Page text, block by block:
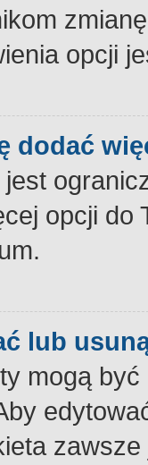
opcji
dodać
opcji
lub
mogą